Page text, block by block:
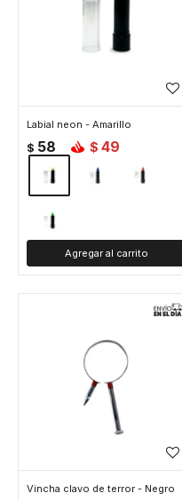
Labial neon - Amarillo
$ 58 $ 49
Vincha clavo de terror - Negro